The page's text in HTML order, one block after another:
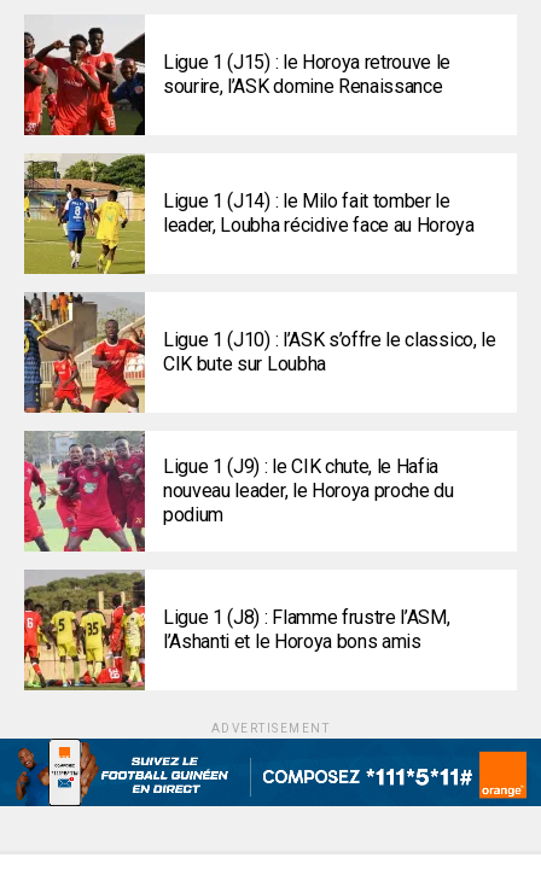
Ligue 1 (J15) : le Horoya retrouve le
sourire, l’ASK domine Renaissance
Ligue 1 (J14) : le Milo fait tomber le
leader, Loubha récidive face au Horoya
Ligue 1 (J10) : l’ASK s’offre le classico, le
CIK bute sur Loubha
Ligue 1 (J9) : le CIK chute, le Hafia
nouveau leader, le Horoya proche du
podium
Ligue 1 (J8) : Flamme frustre l’ASM,
l’Ashanti et le Horoya bons amis
ADVERTISEMENT